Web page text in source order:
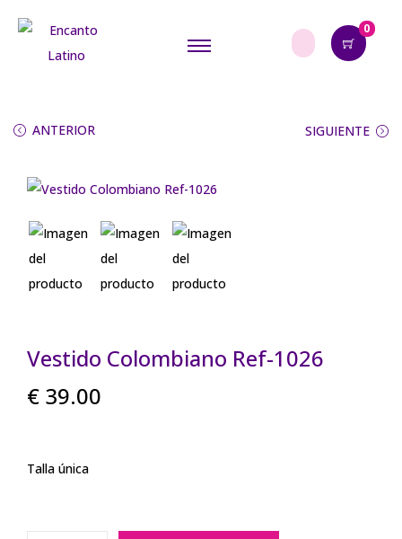
0
ANTERIOR SIGUIENTE
Vestido Colombiano Ref-1026
€ 39.00
Talla única